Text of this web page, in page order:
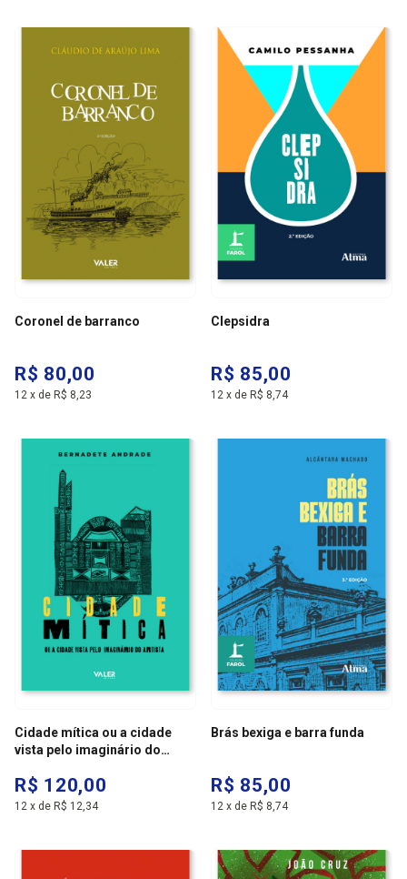
Coronel de barranco
R$ 80,00
12 x de R$ 8,23
Clepsidra
R$ 85,00
12 x de R$ 8,74
Cidade mítica ou a cidade
vista pelo imaginário do
R$ 120,00
12 x de R$ 12,34
Brás bexiga e barra funda
R$ 85,00
12 x de R$ 8,74